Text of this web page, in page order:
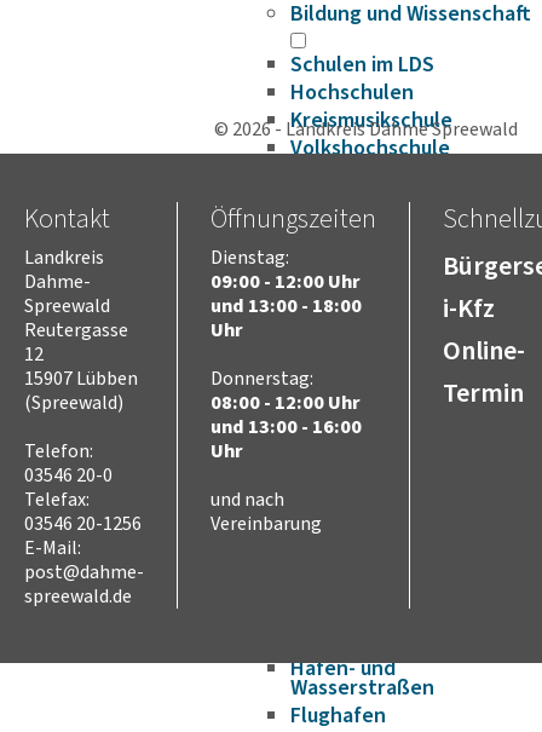
Bildung und Wissenschaft
Schulen im LDS
Hochschulen
Kreismusikschule
Volkshochschule
Fahrbibliothek
Bildungsplattform
Gesundheit
Infektionsschutz
Hygieneüberwachung
Trinkwasser
Schuluntersuchung
Zahnärztlicher Dienst
Beifuß-Ambrosie
Straßennetz
Hafen- und
Wasserstraßen
Flughafen
© 2026 - Landkreis Dahme Spreewald
Kontakt
Landkreis
Dahme-
Spreewald
Reutergasse
12
15907 Lübben
(Spreewald)
Telefon:
03546 20-0
Telefax:
03546 20-1256
E-Mail:
post@dahme-
spreewald.de
Öffnungszeiten
Dienstag:
09:00 - 12:00 Uhr
und 13:00 - 18:00
Uhr
Donnerstag:
08:00 - 12:00 Uhr
und 13:00 - 16:00
Uhr
und nach
Vereinbarung
i-Kfz
Online-
Termin